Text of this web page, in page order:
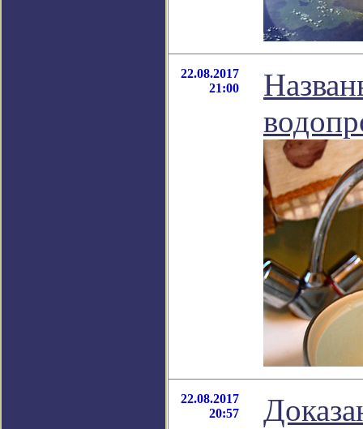
22.08.2017
21:00
22.08.2017
20:57